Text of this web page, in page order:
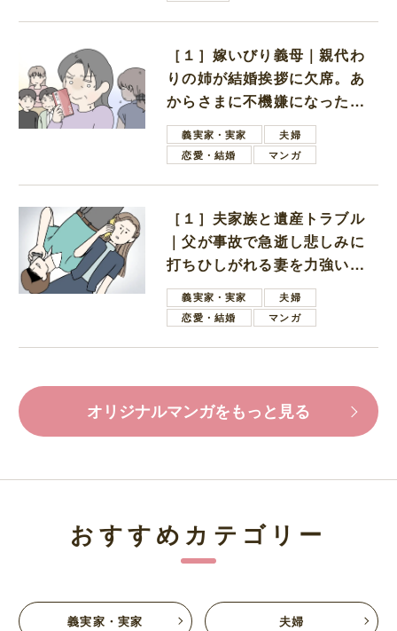
［１］嫁いびり義母｜親代わ
りの姉が結婚挨拶に欠席。あ
からさまに不機嫌になった義
母義実家・実家
夫婦
恋愛・結婚
マンガ
［１］夫家族と遺産トラブル
｜父が事故で急逝し悲しみに
打ちひしがれる妻を力強い言
葉で励ます夫
義実家・実家
夫婦
恋愛・結婚
マンガ
オリジナルマンガをもっと見る
おすすめカテゴリー
義実家・実家 夫婦